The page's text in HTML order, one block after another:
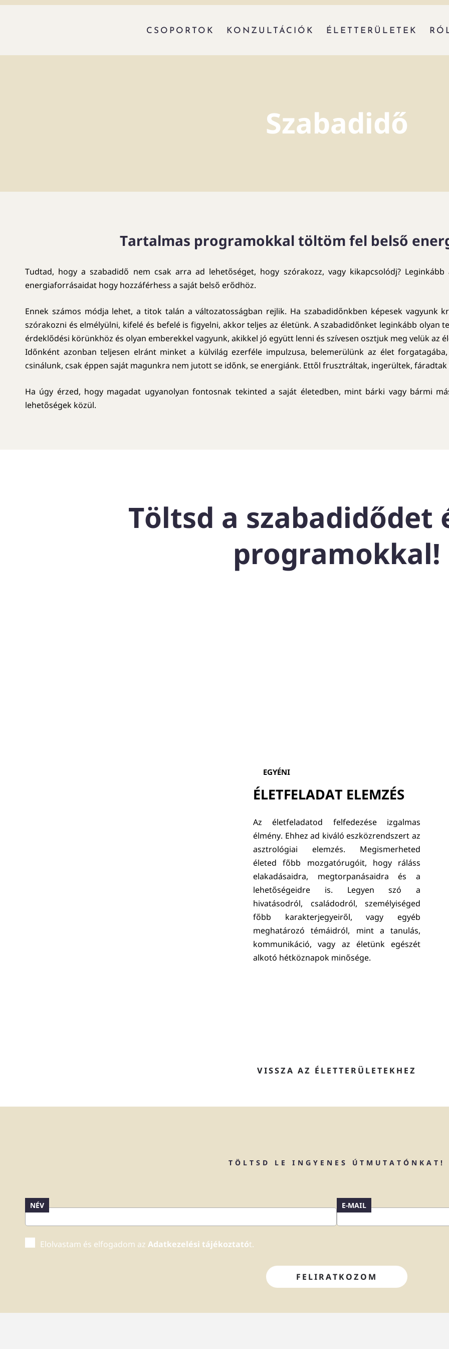
CSOPORTOK KONZULTÁCIÓK ÉLETTERÜLETEK
Szabadidő
Tartalmas programokkal töltöm fel belső
Tudtad, hogy a szabadidő nem csak arra ad lehetőséget, hogy szórakozz, vagy kikapcsolódj?
energiaforrásaidat hogy hozzáférhess a saját belső erődhöz.
Ennek számos módja lehet, a titok talán a változatosságban rejlik. Ha szabadidőnkben képesek vagyunk
szórakozni és elmélyülni, kifelé és befelé is figyelni, akkor teljes az életünk. A szabadidőnket leginkább olyan
érdeklődési körünkhöz és olyan emberekkel vagyunk, akikkel jó együtt lenni és szívesen osztjuk meg velük az
Időnként azonban teljesen elránt minket a külvilág ezerféle impulzusa, belemerülünk az élet
csinálunk, csak éppen saját magunkra nem jutott se időnk, se energiánk. Ettől frusztráltak, ingerültek,
Ha úgy érzed, hogy magadat ugyanolyan fontosnak tekinted a saját életedben, mint bárki vagy bármi
lehetőségek közül.
Töltsd a szabadidődet
programokkal!
EGYÉNI
ÉLETFELADAT ELEMZÉS
Az életfeladatod felfedezése izgalmas
élmény. Ehhez ad kiváló eszközrendszert az
asztrológiai elemzés. Megismerheted
életed főbb mozgatórugóit, hogy ráláss
elakadásaidra, megtorpanásaidra és a
lehetőségeidre is. Legyen szó a
hivatásodról, családodról, személyiséged
főbb karakterjegyeiről, vagy egyéb
meghatározó témáidról, mint a tanulás,
kommunikáció, vagy az életünk egészét
alkotó hétköznapok minősége.
VISSZA AZ ÉLETTERÜLETEKHEZ
TÖLTSD LE INGYENES ÚTMUTATÓNKAT!
NÉV E-MAIL
Elolvastam és elfogadom azAdatkezelési tájékoztatót.
FELIRATKOZOM